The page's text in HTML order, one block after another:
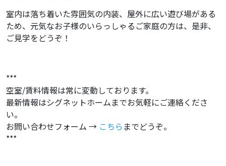
室内は落ち着いた雰囲気の内装、屋外に広い遊び場がある
ため、元気なお子様のいらっしゃるご家庭の方は、是非、
ご見学をどうぞ！
***
空室/賃料情報は常に変動しております。
最新情報はシグネットホームまでお気軽にご連絡くださ
い。
お問い合わせフォーム → こちら までどうぞ。
***